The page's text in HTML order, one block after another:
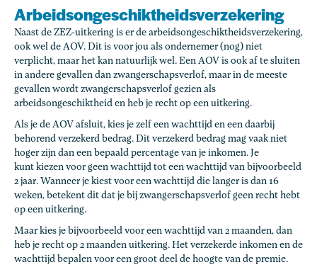
Arbeidsongeschiktheidsverzekering
Naast de ZEZ-uitkering is er de arbeidsongeschiktheidsverzekering,
ook wel de AOV. Dit is voor jou als ondernemer (nog) niet
verplicht, maar het kan natuurlijk wel. Een AOV is ook af te sluiten
in andere gevallen dan zwangerschapsverlof, maar in de meeste
gevallen wordt zwangerschapsverlof gezien als
arbeidsongeschiktheid en heb je recht op een uitkering.
Als je de AOV afsluit, kies je zelf een wachttijd en een daarbij
behorend verzekerd bedrag. Dit verzekerd bedrag mag vaak niet
hoger zijn dan een bepaald percentage van je inkomen. Je
kunt kiezen voor geen wachttijd tot een wachttijd van bijvoorbeeld
2 jaar. Wanneer je kiest voor een wachttijd die langer is dan 16
weken, betekent dit dat je bij zwangerschapsverlof geen recht hebt
op een uitkering.
Maar kies je bijvoorbeeld voor een wachttijd van 2 maanden, dan
heb je recht op 2 maanden uitkering. Het verzekerde inkomen en de
wachttijd bepalen voor een groot deel de hoogte van de premie.